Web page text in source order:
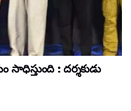
: దర్శకుడు